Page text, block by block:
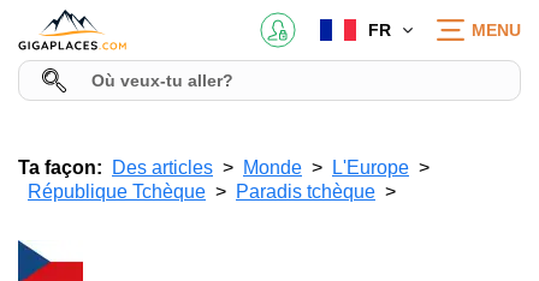
FR MENU
Ta façon: Des articles Monde
L'Europe
République Tchèque
Paradis tchèque